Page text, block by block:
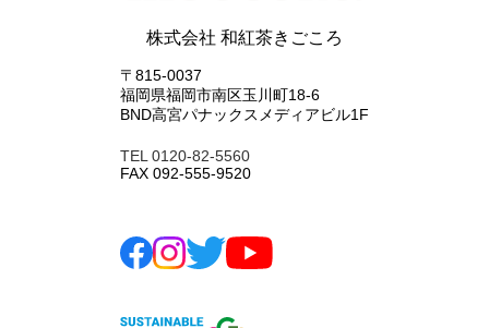
株式会社 和紅茶きごころ
〒815-0037
福岡県福岡市南区玉川町18-6
BND高宮パナックスメディアビル1F
TEL 0120-82-5560
FAX 092-555-9520